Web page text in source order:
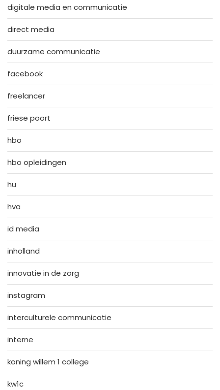
digitale media en communicatie
direct media
duurzame communicatie
facebook
freelancer
friese poort
hbo
hbo opleidingen
hu
hva
id media
inholland
innovatie in de zorg
instagram
interculturele communicatie
interne
koning willem 1 college
kw1c